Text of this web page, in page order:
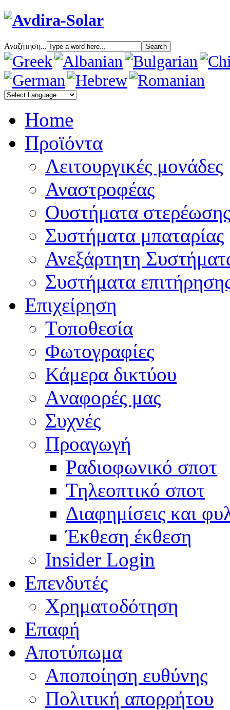
Αναζήτηση...
Home
Προϊόντα
Λειτουργικές μονάδες
Αναστροφέας
Oυστήματα στερέωσης
Συστήματα μπαταρίας
Ανεξάρτητη
Συστήματα
Επιχείρηση
Tοποθεσία
Φωτογραφίες
Κάμερα δικτύου
Aναφορές μας
Συχνές
Προαγωγή
Ραδιοφωνικό σποτ
Τηλεοπτικό σποτ
Διαφημίσεις και
Έκθεση έκθεση
Insider Login
Επενδυτές
Χρηματοδότηση
Eπαφή
Αποτύπωμα
Αποποίηση ευθύνης
Πολιτική απορρήτου